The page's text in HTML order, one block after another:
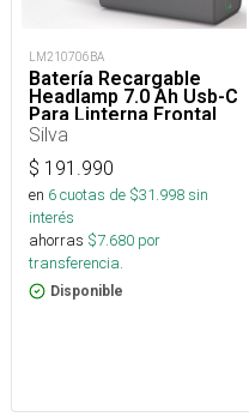
LM210706BA
Batería Recargable
Headlamp 7.0 Ah Usb-C
Para Linterna Frontal
Silva
$ 191.990
en 6cuotas de $31.998sin
interés
ahorras $7.680 por
transferencia.
Disponible